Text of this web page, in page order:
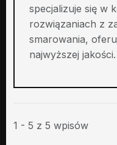
specjalizuje się w
rozwiązaniach z
smarowania,
najwyższej
1 - 5 z 5 wpisów